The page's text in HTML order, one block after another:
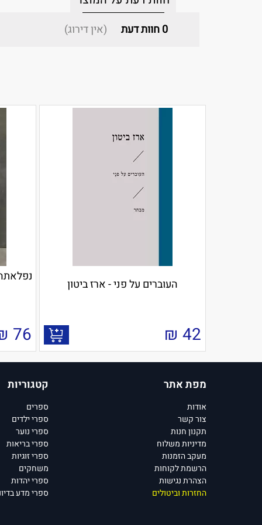
0חוות דעת (אין דירוג)
העוברים על פני - ארז ביטון
42
₪
76
מפת אתר
אודות
צור קשר
תקנון חנות
מדיניות משלוח
מעקב הזמנות
הרשמת לקוחות
הצהרת נגישות
החזרות וביטולים
קטגוריות
ספרים
ספרי ילדים
ספרי נוער
ספרי בריאות
ספרי זוגיות
משחקים
ספרי יהדות
ספרי מדע